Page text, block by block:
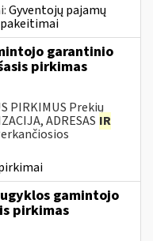
Gyventojų pajamų
garantinio
pirkimas
PIRKIMUS Prekių
ADRESAS IR
gamintojo
pirkimas